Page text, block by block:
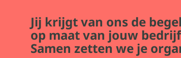
Jij krijgt van ons de
op maat van jouw
Samen zetten we je